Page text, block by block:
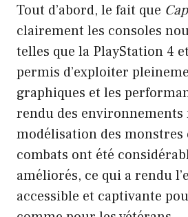
Tout d’abord, le fait que
clairement les consoles
telles que la PlayStation 4
permis d’exploiter
graphiques et les
rendu des
modélisation des monstres
combats ont été
améliorés, ce qui a rendu
accessible et captivante